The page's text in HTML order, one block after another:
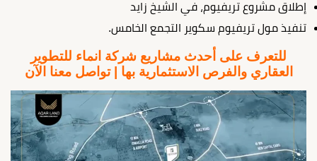
إطلاق مشروع تريفيوم، في الشيخ زايد
تنفيذ مول تريفيوم سكوير التجمع الخامس.
للتعرف على أحدث مشاريع شركة انماء للتطوير
العقاري والفرص الاستثمارية بها | تواصل معنا الآن